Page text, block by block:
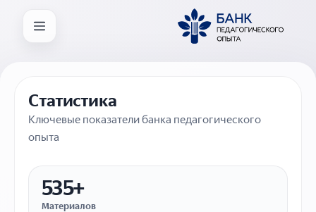
Статистика
Ключевые показатели банка педагогического
опыта
535+
Материалов